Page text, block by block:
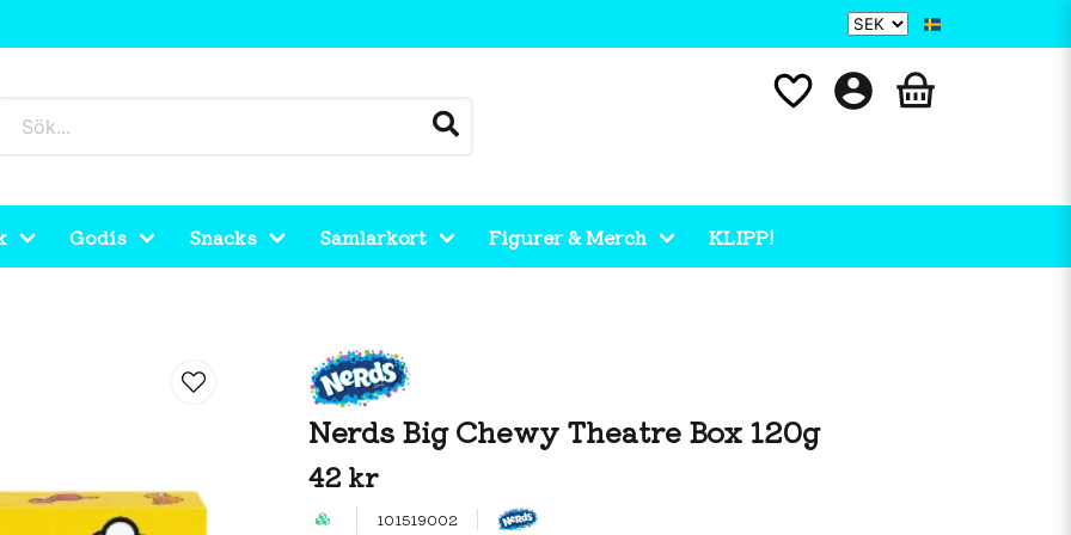
Godis Snacks Samlarkort Figurer & Merch KLIPP!
Nerds Big Chewy Theatre Box 120g
42 kr
101519002